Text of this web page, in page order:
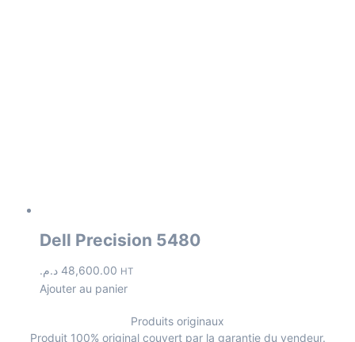
Dell Precision 5480
48,600.00 د.م. HT
Ajouter au panier
Produits originaux
Produit 100% original couvert par la garantie du vendeur.